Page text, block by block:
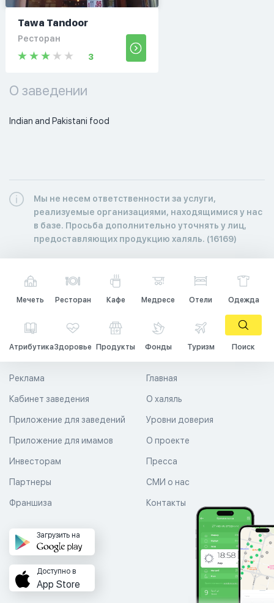
Tawa Tandoor
Ресторан
3
О заведении
Indian and Pakistani food
Мы не несем ответственности за услуги,
реализуемые организациями, находящимися у нас
в базе. Просьба дополнительно уточнять у лиц,
предоставляющих продукцию халяль. (16169)
Мечеть Ресторан Кафе Медресе Отели Одежда
АтрибутикаЗдоровье Продукты Фонды Туризм Поиск
Главная
О халяль
Уровни доверия
Реклама
Кабинет заведения
Приложение для заведений
Приложение для имамов О проекте
Пресса
СМИ о нас
Контакты
Инвесторам
Партнеры
Франшиза
Загрузить на
Доступно в
App Store